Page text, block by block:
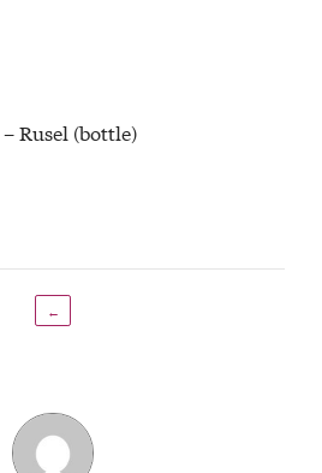
Rusel (bottle)
←